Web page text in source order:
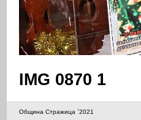
IMG 0870 1
Община Стражица `2021